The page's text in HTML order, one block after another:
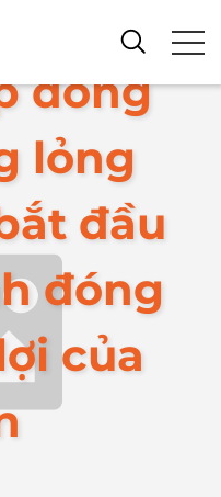
đóng
lỏng
đầu
đóng
của